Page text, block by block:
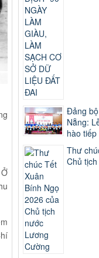
Đảng
Nẵng:
hào
Thư
Chủ